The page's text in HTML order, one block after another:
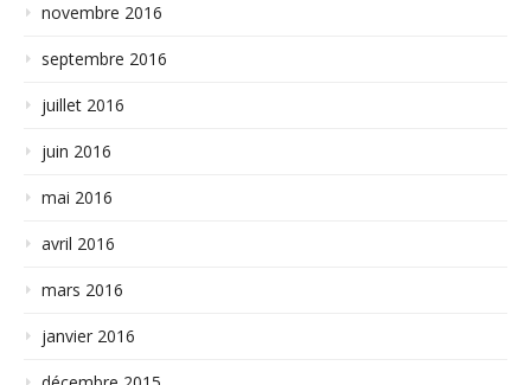
novembre 2016
septembre 2016
juillet 2016
juin 2016
mai 2016
avril 2016
mars 2016
janvier 2016